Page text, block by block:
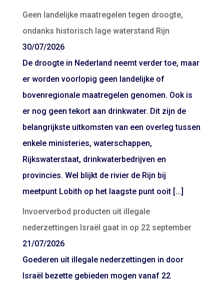
Geen landelijke maatregelen tegen droogte,
ondanks historisch lage waterstand Rijn
30/07/2026
De droogte in Nederland neemt verder toe, maar
er worden voorlopig geen landelijke of
bovenregionale maatregelen genomen. Ook is
er nog geen tekort aan drinkwater. Dit zijn de
belangrijkste uitkomsten van een overleg tussen
enkele ministeries, waterschappen,
Rijkswaterstaat, drinkwaterbedrijven en
provincies. Wel blijkt de rivier de Rijn bij
meetpunt Lobith op het laagste punt ooit […]
Invoerverbod producten uit illegale
nederzettingen Israël gaat in op 22 september
21/07/2026
Goederen uit illegale nederzettingen in door
Israël bezette gebieden mogen vanaf 22